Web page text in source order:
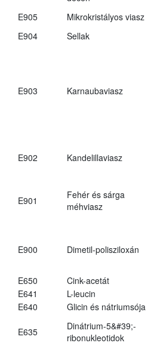
E905 Mikrokristályos viasz
E904
Sellak
E903 Karnaubaviasz
E902 Kandelillaviasz
E901
Fehér és sárga
méhviasz
E900 Dimetil-polisziloxán
E650
Cink-acetát
E641
L-leucin
E640
Glicin és nátriumsója
E635
Dinátrium-5&#39;-
ribonukleotidok